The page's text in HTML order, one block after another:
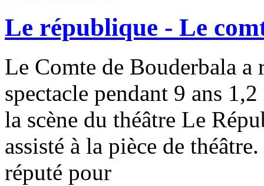
Le république - Le
Le Comte de Bouderbala a
spectacle pendant 9 ans
la scène du théâtre Le
assisté à la pièce de
réputé pour